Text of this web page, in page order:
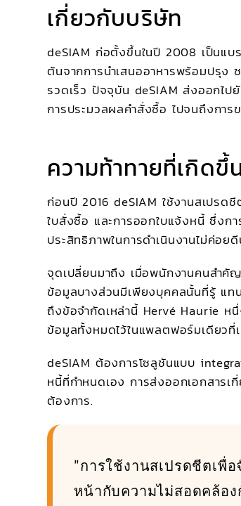
เกี่ยวกับบริษัท
deSIAM ก่อตั้งขึ้นในปี 2008 เป็นแบ
ต้นจากการนำเสนออาหารพร้อมปรุง
รวดเร็ว ปัจจุบัน deSIAM ส่งออกไป
การประมวลผลคำสั่งซื้อ ไปจนถึงกา
ความท้าทายที่เกิดขึ้
ก่อนปี 2016 deSIAM ใช้งานสเปร
ใบสั่งซื้อ และการออกใบแจ้งหนี้ ซึ่งกา
ประสิทธิภาพในการดำเนินงานไม่ค่อย
จุดเปลี่ยนมาถึง เมื่อพนักงานคนสำคั
ข้อมูลบางส่วนมีเพียงบุคคลนั้นที่รู้ แท
ถึงข้อจำกัดเหล่านี้ Hervé Haurie ห
ข้อมูลทั้งหมดไว้ในแพลตฟอร์มเดียวที่
deSIAM ต้องการโซลูชันแบบ
หนี้ที่กำหนดเอง การส่งออกเอกสาร
ต้องการ.
"การใช้งานสเปรดชีตเพื่
หน้ากับความไม่สอดคล้อง